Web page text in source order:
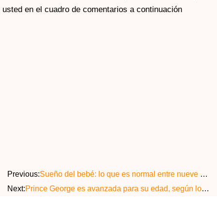
usted en el cuadro de comentarios a continuación
Previous:Sueño del bebé: lo que es normal entre nueve y 12 meses
Next:Prince George es avanzada para su edad, según los médicos australianos